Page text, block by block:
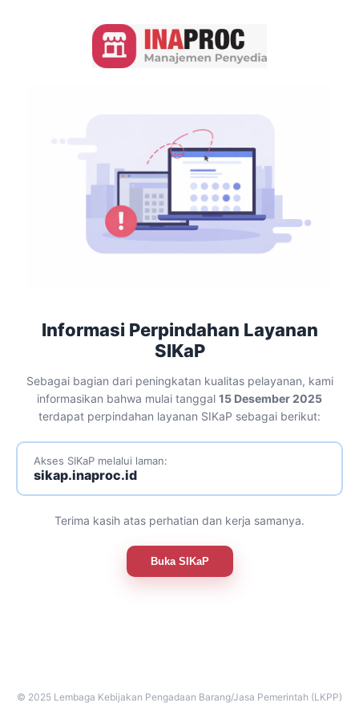
Informasi Perpindahan Layanan
SIKaP
Sebagai bagian dari peningkatan kualitas pelayanan, kami
informasikan bahwa mulai tanggal 15 Desember 2025
terdapat perpindahan layanan SIKaP sebagai berikut:
Akses SIKaP melalui laman:
sikap.inaproc.id
Terima kasih atas perhatian dan kerja samanya.
Buka SIKaP
© 2025 Lembaga Kebijakan Pengadaan Barang/Jasa Pemerintah (LKPP)